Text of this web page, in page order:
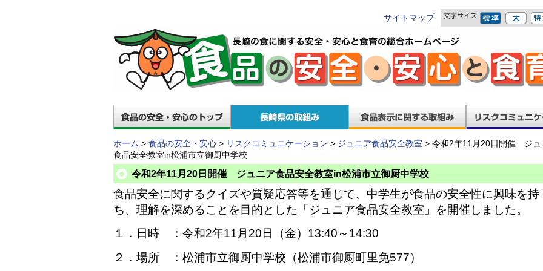
サイトマップ
ホーム > 食品の安全・安心 > リスクコミュニケーション > ジュニア食品安全教室 > 令和2年11月20日開催 ジュ
食品安全教室in松浦市立御厨中学校
令和2年11月20日開催 ジュニア食品安全教室in松浦市立御厨中学校
食品安全に関するクイズや質疑応答等を通じて、中学生が食品の安全性に興味を持
ち、理解を深めることを目的とした「ジュニア食品安全教室」を開催しました。
１．日時 ：令和2年11月20日（金）13:40～14:30
２．場所 ：松浦市立御厨中学校（松浦市御厨町里免577）